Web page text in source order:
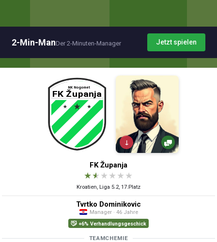
2-Min-ManDer 2-Minuten-Manager Jetzt spielen
↓
FK Županja
★★ ★ ★ ★ ★
Kroatien, Liga 5.2, 17.Platz
Tvrtko Dominikovic
Manager · 46 Jahre
+6% Verhandlungsgeschick
TEAMCHEMIE